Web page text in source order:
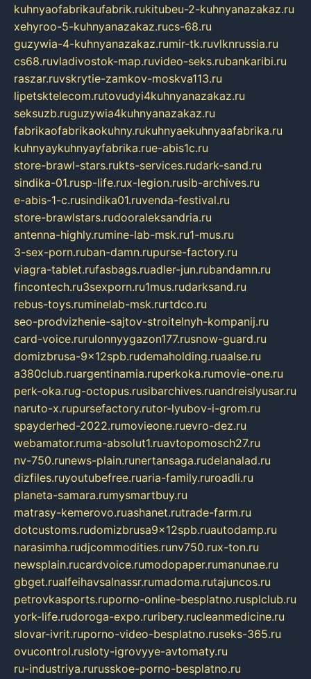
kuhnyaofabrikaufabrik.rukitubeu-2-kuhnyanazakaz.ru
xehyroo-5-kuhnyanazakaz.rucs-68.ru
guzywia-4-kuhnyanazakaz.rumir-tk.ruvlknrussia.ru
cs68.ruvladivostok-map.ruvideo-seks.rubankaribi.ru
raszar.ruvskrytie-zamkov-moskva113.ru
lipetsktelecom.rutovudyi4kuhnyanazakaz.ru
seksuzb.ruguzywia4kuhnyanazakaz.ru
fabrikaofabrikaokuhny.rukuhnyaekuhnyaafabrika.ru
kuhnyaykuhnyayfabrika.rue-abis1c.ru
store-brawl-stars.rukts-services.rudark-sand.ru
sindika-01.rusp-life.rux-legion.rusib-archives.ru
e-abis-1-c.rusindika01.ruvenda-festival.ru
store-brawlstars.rudooraleksandria.ru
antenna-highly.rumine-lab-msk.ru1-mus.ru
3-sex-porn.ruban-damn.rupurse-factory.ru
viagra-tablet.rufasbags.ruadler-jun.rubandamn.ru
fincontech.ru3sexporn.ru1mus.rudarksand.ru
rebus-toys.ruminelab-msk.rurtdco.ru
seo-prodvizhenie-sajtov-stroitelnyh-kompanij.ru
card-voice.rurulonnyygazon177.rusnow-guard.ru
domizbrusa-9x12spb.rudemaholding.ruaalse.ru
a380club.ruargentinamia.ruperkoka.rumovie-one.ru
perk-oka.rug-octopus.rusibarchives.ruandreislyusar.ru
naruto-x.rupursefactory.rutor-lyubov-i-grom.ru
spayderhed-2022.rumovieone.ruevro-dez.ru
webamator.ruma-absolut1.ruavtopomosch27.ru
nv-750.runews-plain.runertansaga.rudelanalad.ru
dizfiles.ruyoutubefree.ruaria-family.ruroadli.ru
planeta-samara.rumysmartbuy.ru
matrasy-kemerovo.ruashanet.rutrade-farm.ru
dotcustoms.rudomizbrusa9x12spb.ruautodamp.ru
narasimha.rudjcommodities.runv750.rux-ton.ru
newsplain.rucardvoice.rumodopaper.rumanunae.ru
gbget.rualfeihavsalnassr.rumadoma.rutajuncos.ru
petrovkasports.ruporno-online-besplatno.rusplclub.ru
york-life.rudoroga-expo.ruribery.rucleanmedicine.ru
slovar-ivrit.ruporno-video-besplatno.ruseks-365.ru
ovucontrol.rusloty-igrovyye-avtomaty.ru
ru-industriya.rurusskoe-porno-besplatno.ru